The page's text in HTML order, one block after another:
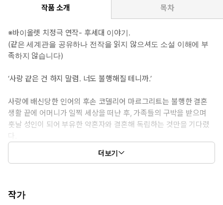
받다 유일한 구원인 약혼자만 보며 버텼는데 유전병이 발병하여 파
혼당하고 시한부가 되었다. 길어야 1년 남짓 남은 인생. 불행한 끝만
은 바꾸고 싶다는 열망에 뛰어든 여행에서 난데없이 빚 갚으라며 찾
아온 남자에게 발목이 잡혔다.
한데 인생 최악의 순간, 코델리어를 빚쟁이로 만든 남자가 그녀를
살고 싶게 만든다.
“나 좀, 나 좀 예뻐해 주면 안 돼요?”
어차피 끝날 거라면 한 번이라도 온전히 채워지고 싶다.
*이럴 때 보세요: 발랄하고 유쾌한, 진지한 사랑이야기가 적절히 버
무려진 소설을 읽고 싶을 때
*공감 글귀:
“비싸게 사 준다고 했더니 다른 것도 팔러 왔어요?”
“사 주세요. 이왕이면 아주 많이 비싸게.”
작품 소개 목차
※바이올렛 치정극 연작- 후세대 이야기.
(같은 세계관을 공유하나 전작을 읽지 않으셔도 소설 이해에 부
족하지 않습니다)
‘사랑 같은 건 하지 말렴. 너도 불행해질 테니까.’
사랑에 배신당한 인어의 후손 코델리어 마르그리트는 불행한 결혼
생활 끝에 어머니가 일찍 세상을 떠난 후, 가족들의 구박을 받으며
훗날 성인이 되어 부유한 약혼자와 결혼해 독립하는 것만을 기다렸
다.
하지만 어머니에게서 물려받은 유전병이 발병하면서 파혼당한 그녀
는 시한부의 삶일지언정 불행하게 끝내고 싶지 않다는 결심으로 여
구한 남자는 제국의 영웅이자 금융 사업가인 노아 튜더.
더보기
작가